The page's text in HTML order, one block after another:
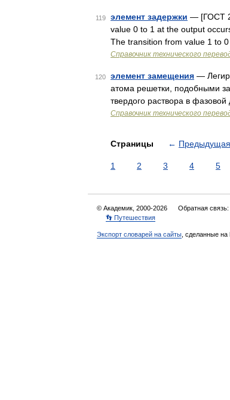
119 элемент задержки — [ГОСТ
value 0 to 1 at the output
The transition from value 1 to
Справочник технического
120 элемент замещения —
атома решетки, подобными
твердого раствора в
Справочник технического
Страницы ← Предыдущая
1 2 3 4 5
© Академик, 2000-2026 Обратная связь:
👣 Путешествия
Экспорт словарей на сайты , сделанные на